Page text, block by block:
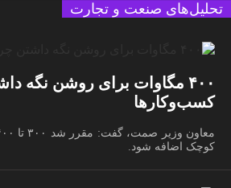
تحلیل‌های صنعت و تجارت
۴۰۰ مگاوات برای روشن نگه
کسب‌وکار‌ها
کوچک اضافه شود.